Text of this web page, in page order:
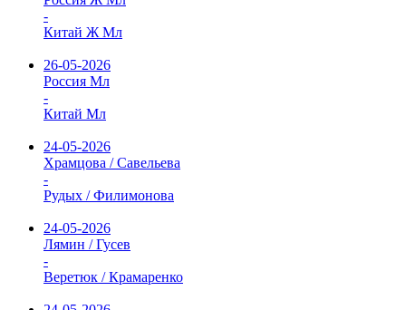
-
Китай Ж Мл
26-05-2026
Россия Мл
-
Китай Мл
24-05-2026
Храмцова / Савельева
-
Рудых / Филимонова
24-05-2026
Лямин / Гусев
-
Веретюк / Крамаренко